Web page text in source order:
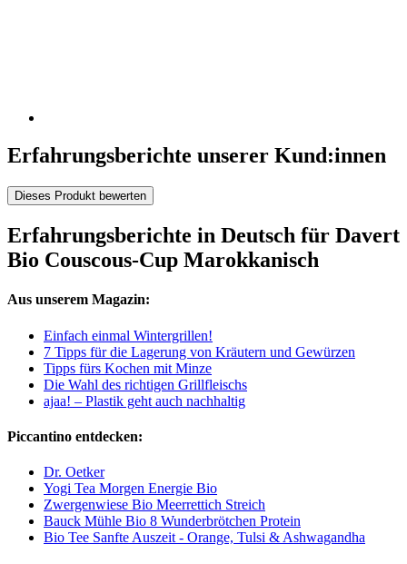
Erfahrungsberichte unserer Kund:innen
Dieses Produkt bewerten
Erfahrungsberichte in Deutsch für Davert
Bio Couscous-Cup Marokkanisch
Aus unserem Magazin:
Einfach einmal Wintergrillen!
7 Tipps für die Lagerung von Kräutern und Gewürzen
Tipps fürs Kochen mit Minze
Die Wahl des richtigen Grillfleischs
ajaa! – Plastik geht auch nachhaltig
Piccantino entdecken:
Dr. Oetker
Yogi Tea Morgen Energie Bio
Zwergenwiese Bio Meerrettich Streich
Bauck Mühle Bio 8 Wunderbrötchen Protein
Bio Tee Sanfte Auszeit - Orange, Tulsi & Ashwagandha